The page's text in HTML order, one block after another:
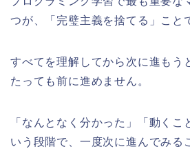
つが、「完璧主義を捨てる」こと
すべてを理解してから次に進もう
たっても前に進めません。
「なんとなく分かった」「動くこ
いう段階で、一度次に進んでみる